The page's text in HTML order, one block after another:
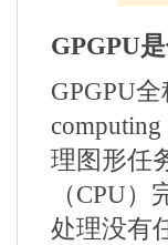
GPGPU
GPGPU全
computing
理图形任
（CPU）
处理没有